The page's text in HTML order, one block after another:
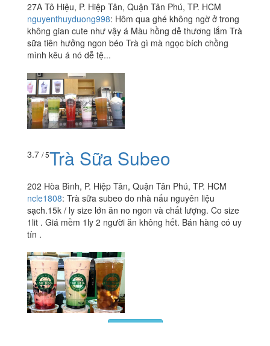
27A Tô Hiệu, P. Hiệp Tân, Quận Tân Phú, TP. HCM
nguyenthuyduong998: Hôm qua ghé không ngờ ở trong
không gian cute như vậy á Màu hồng dễ thương lắm Trà
sữa tiên hưởng ngon béo Trà gì mà ngọc bích chồng
mình kêu á nó dễ tệ...
3.7 / 5Trà Sữa Subeo
202 Hòa Bình, P. Hiệp Tân, Quận Tân Phú, TP. HCM
ncle1808: Trà sữa subeo do nhà nấu nguyên liệu
sạch.15k / ly size lớn ăn no ngon và chất lượng. Co size
1lit . Giá mềm 1ly 2 người ăn không hết. Bán hàng có uy
tín .